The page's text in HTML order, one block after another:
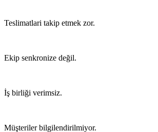
Teslimatlari takip etmek zor.
Ekip senkronize değil.
İş birliği verimsiz.
Müşteriler bilgilendirilmiyor.